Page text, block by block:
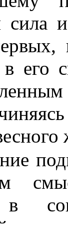
сила
его
в